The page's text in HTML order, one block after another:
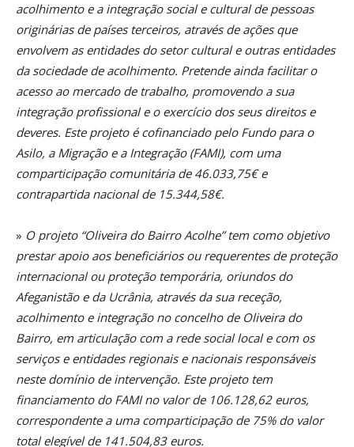
acolhimento e a integração social e cultural de pessoas
originárias de países terceiros, através de ações que
envolvem as entidades do setor cultural e outras entidades
da sociedade de acolhimento. Pretende ainda facilitar o
acesso ao mercado de trabalho, promovendo a sua
integração profissional e o exercício dos seus direitos e
deveres. Este projeto é cofinanciado pelo Fundo para o
Asilo, a Migração e a Integração (FAMI), com uma
comparticipação comunitária de 46.033,75€ e
contrapartida nacional de 15.344,58€.
» O projeto “Oliveira do Bairro Acolhe” tem como objetivo
prestar apoio aos beneficiários ou requerentes de proteção
internacional ou proteção temporária, oriundos do
Afeganistão e da Ucrânia, através da sua receção,
acolhimento e integração no concelho de Oliveira do
Bairro, em articulação com a rede social local e com os
serviços e entidades regionais e nacionais responsáveis
neste domínio de intervenção. Este projeto tem
financiamento do FAMI no valor de 106.128,62 euros,
correspondente a uma comparticipação de 75% do valor
total elegível de 141.504,83 euros.